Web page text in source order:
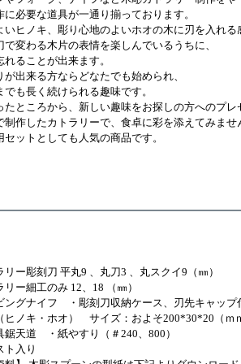
に必要な道具が一通り揃っております。
いヒノキ、彫り心地のよいホオの木に刃を入れる
で変わる木片の表情を楽しんでいるうちに、
れることが出来ます。
が出来る方ならどなたでも始められ、
でも長く続けられる趣味です。
たところから、新しい趣味をお探しの方へのプレ
制作したカトラリーで、食卓に彩を添えてみませ
セットとしても人気の商品です。
リー彫刻刀 平丸9 、丸刀3 、丸スクイ9（㎜）
リー細工のみ 12、18 （㎜）
ングナイフ ・彫刻刀収納ケース、刃先キャップ
ヒノキ・ホオ） サイズ：およそ200*30*20（ｍ
鋸天道 ・紙やすり（＃240、800）
ト入り